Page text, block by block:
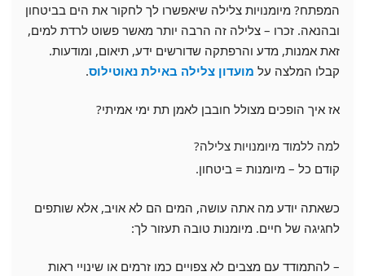
המפתח? מיומנויות צלילה שיאפשרו לך לחקור את הים בביטחון
ובהנאה. זכרו – צלילה זה הרבה יותר מאשר פשוט לרדת למים,
זאת אמנות, מדע והרפתקה שדורשים ידע, תיאום, ומודעות.
קבלו המלצה על מועדון צלילה באילת נאוטילוס.
אז איך הופכים מצולל חובבן לאמן תת ימי אמיתי?
למה ללמוד מיומנויות צלילה?
קודם כל – מיומנות = ביטחון.
כשאתה יודע מה אתה עושה, המים הם לא אויב, אלא שותפים
לחגיגה של חיים. מיומנות טובה תעזור לך:
– להתמודד עם מצבים לא צפויים כמו זרמים או שינויי ראות